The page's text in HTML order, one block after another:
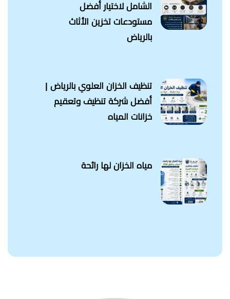
الشامل لاختيار أفضل
مستودعات تخزين الأثاث
بالرياض
تنظيف الخزان العلوي بالرياض |
أفضل شركة تنظيف وتعقيم
خزانات المياه
مياه الخزان لها رائحة